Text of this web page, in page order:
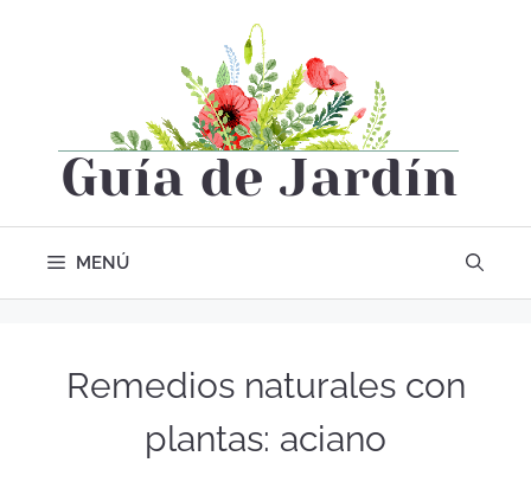
MENÚ
Remedios naturales con
plantas: aciano